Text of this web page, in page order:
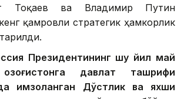
Тоқаев ва Владимир Путин
қамровли стратегик ҳамкорлик
Президентининг шу йил май
давлат ташрифи
имзоланган Дўстлик ва яхши